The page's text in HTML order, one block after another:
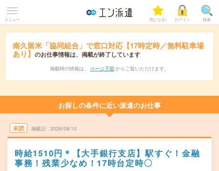
メニュー 気になる! ログイン 検索
南久留米「協同組合」で窓口対応【17時定時／無料駐車場
あり】 のお仕事情報は、掲載が終了しています
掲載時の情報は、 ページ下部 からご覧いただけます。
お探しの条件に近い派遣のお仕事
未読 掲載日 2026/08/10
時給1510円＊【大手銀行支店】駅すぐ！金融
事務！残業少なめ！17時台定時〇